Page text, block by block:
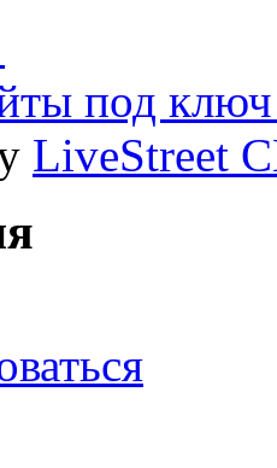
под ключ
LiveStreet